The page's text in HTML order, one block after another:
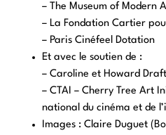
– The Museum of Modern
– La Fondation Cartier
– Paris Cinéfeel Dotation
Et avec le soutien de :
– Caroline et Howard
– CTAI – Cherry Tree Art
national du cinéma et de
Images : Claire Duguet